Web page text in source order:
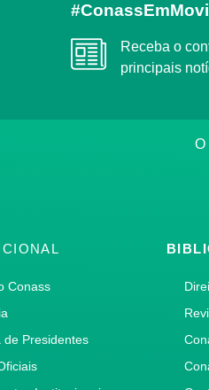
Receba o
principais
O
Conass
de Presidentes